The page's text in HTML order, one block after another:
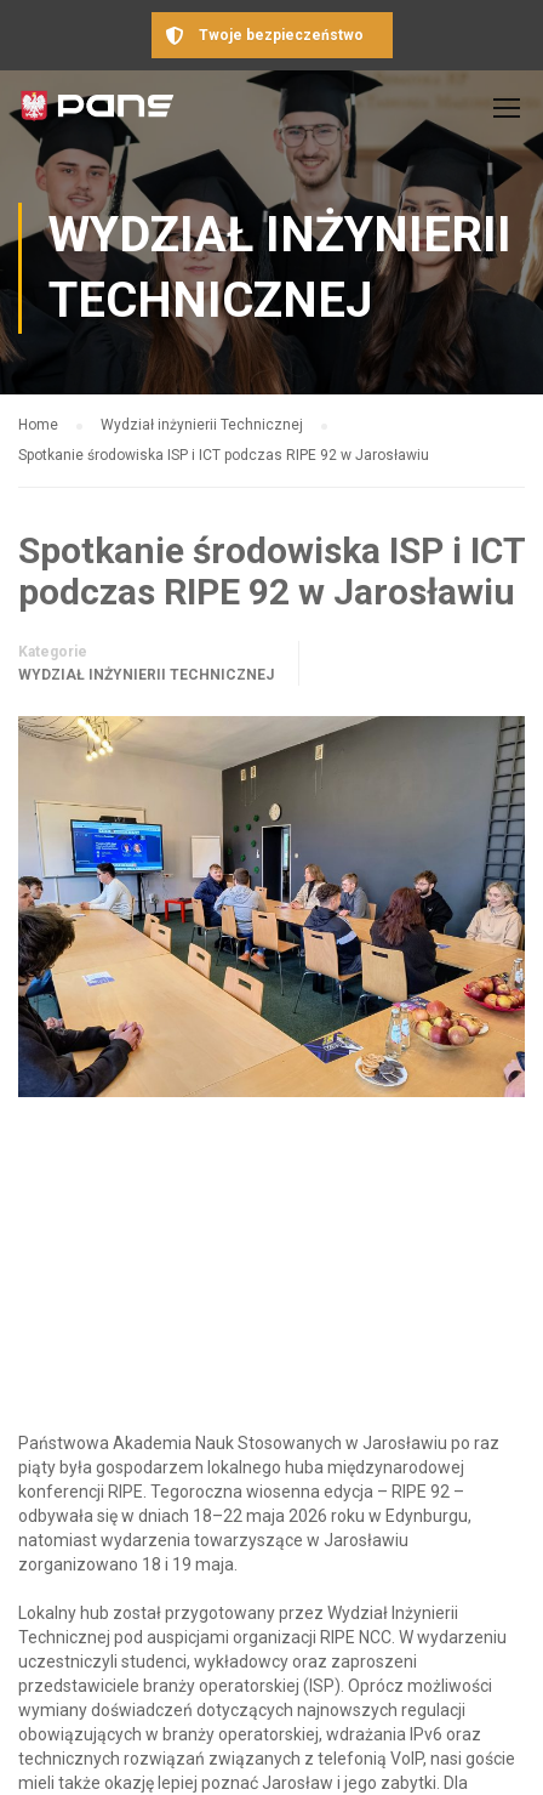
Twoje bezpieczeństwo
WYDZIAŁ INŻYNIERII
TECHNICZNEJ
Home
Wydział inżynierii Technicznej
Spotkanie środowiska ISP i ICT podczas RIPE 92 w Jarosławiu
Spotkanie środowiska ISP i ICT
podczas RIPE 92 w Jarosławiu
Kategorie
WYDZIAŁ INŻYNIERII TECHNICZNEJ
Państwowa Akademia Nauk Stosowanych w Jarosławiu po raz
piąty była gospodarzem lokalnego huba międzynarodowej
konferencji RIPE. Tegoroczna wiosenna edycja – RIPE 92 –
odbywała się w dniach 18–22 maja 2026 roku w Edynburgu,
natomiast wydarzenia towarzyszące w Jarosławiu
zorganizowano 18 i 19 maja.
Lokalny hub został przygotowany przez Wydział Inżynierii
Technicznej pod auspicjami organizacji RIPE NCC. W wydarzeniu
uczestniczyli studenci, wykładowcy oraz zaproszeni
przedstawiciele branży operatorskiej (ISP). Oprócz możliwości
wymiany doświadczeń dotyczących najnowszych regulacji
obowiązujących w branży operatorskiej, wdrażania IPv6 oraz
technicznych rozwiązań związanych z telefonią VoIP, nasi goście
mieli także okazję lepiej poznać Jarosław i jego zabytki. Dla